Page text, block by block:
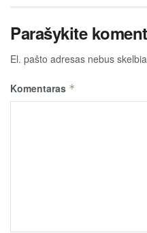
Parašykite
El. pašto adresas nebus
Komentaras *